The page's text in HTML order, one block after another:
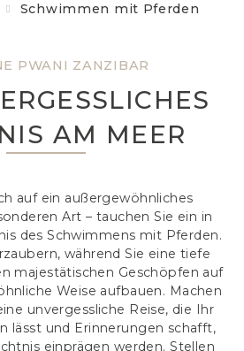
PWANI ZANZIBAR
AM MEER
Schwimmen mit Pferden
auf ein außergewöhnliches
Art – tauchen Sie ein in
des Schwimmens mit Pferden.
während Sie eine tiefe
majestätischen Geschöpfen auf
Weise aufbauen. Machen
unvergessliche Reise, die Ihr
lässt und Erinnerungen schafft,
einprägen werden. Stellen